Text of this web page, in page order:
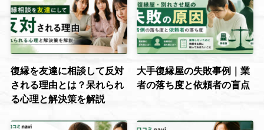
復縁を友達に相談して反対
される理由とは？呆れられ
る心理と解決策を解説
大手復縁屋の失敗事例｜業
者の落ち度と依頼者の盲点